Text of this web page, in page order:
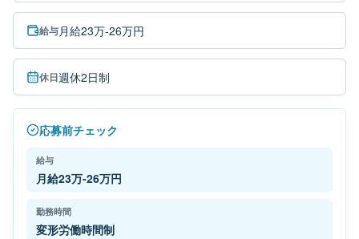
給与月給23万-26万円
休日週休2日制
応募前チェック
給与
月給23万-26万円
勤務時間
変形労働時間制